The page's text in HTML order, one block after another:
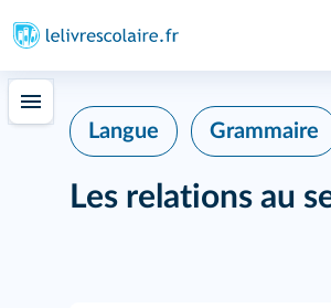
Langue Grammaire
Les relations au